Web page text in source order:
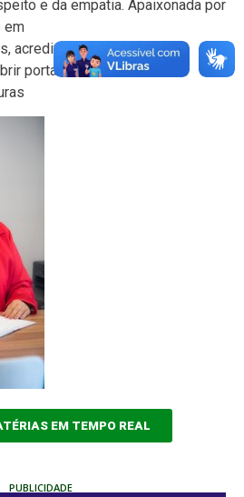
e da empatia. Apaixonada por
em
acredita que cada gesto de
portas e
EM TEMPO REAL
PUBLICIDADE